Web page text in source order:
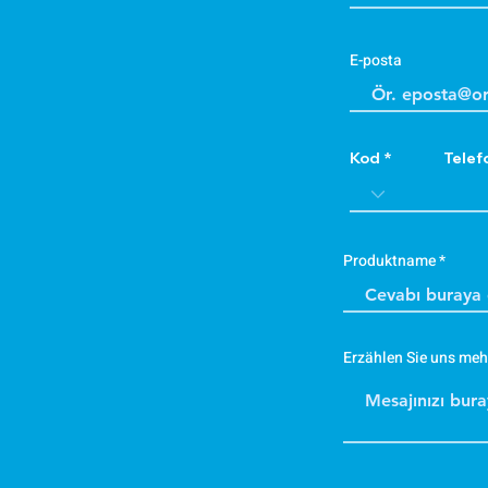
E-posta
Kod
Produktname
Erzählen Sie uns